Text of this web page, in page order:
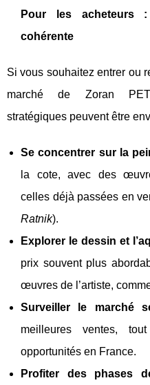
Pour les acheteurs
cohérente
Si vous souhaitez entrer ou
marché de Zoran
stratégiques peuvent être
Se concentrer sur la
la cote, avec des
celles déjà passées en
Ratnik).
Explorer le dessin et
prix souvent plus
œuvres de l’artiste,
Surveiller le marché
meilleures ventes,
opportunités en France.
Profiter des phases